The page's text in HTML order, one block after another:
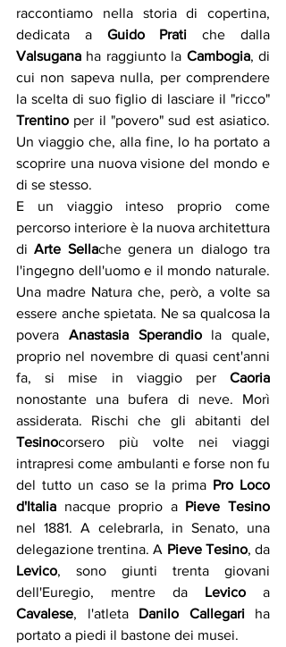
raccontiamo nella storia di copertina,
dedicata a Guido Prati
Valsugana ha raggiunto la Cambogia, di
cui non sapeva nulla, per comprendere
Trentino per il "povero" sud est asiatico.
Un viaggio che, alla fine, lo ha portato a
scoprire una nuova visione del mondo e
di se stesso.
E un viaggio inteso proprio come
percorso interiore è la nuova architettura
di Arte Sellache genera un dialogo tra
l'ingegno dell'uomo e il mondo naturale.
Una madre Natura che, però, a volte sa
essere anche spietata. Ne sa qualcosa la
povera Anastasia Sperandio la quale,
proprio nel novembre di quasi cent'anni
fa, si mise in viaggio per Caoria
nonostante una bufera di neve. Morì
Tesinocorsero più volte nei viaggi
intrapresi come ambulanti e forse non fu
del tutto un caso se la prima Pro Loco
d'Italia nacque proprio a Pieve Tesino
nel 1881. A celebrarla, in Senato, una
delegazione trentina. A Pieve Tesino
Levico, sono giunti trenta giovani
dell'Euregio, mentre da Levico a
Cavalese, l'atleta Danilo Callegari ha
portato a piedi il bastone dei musei.